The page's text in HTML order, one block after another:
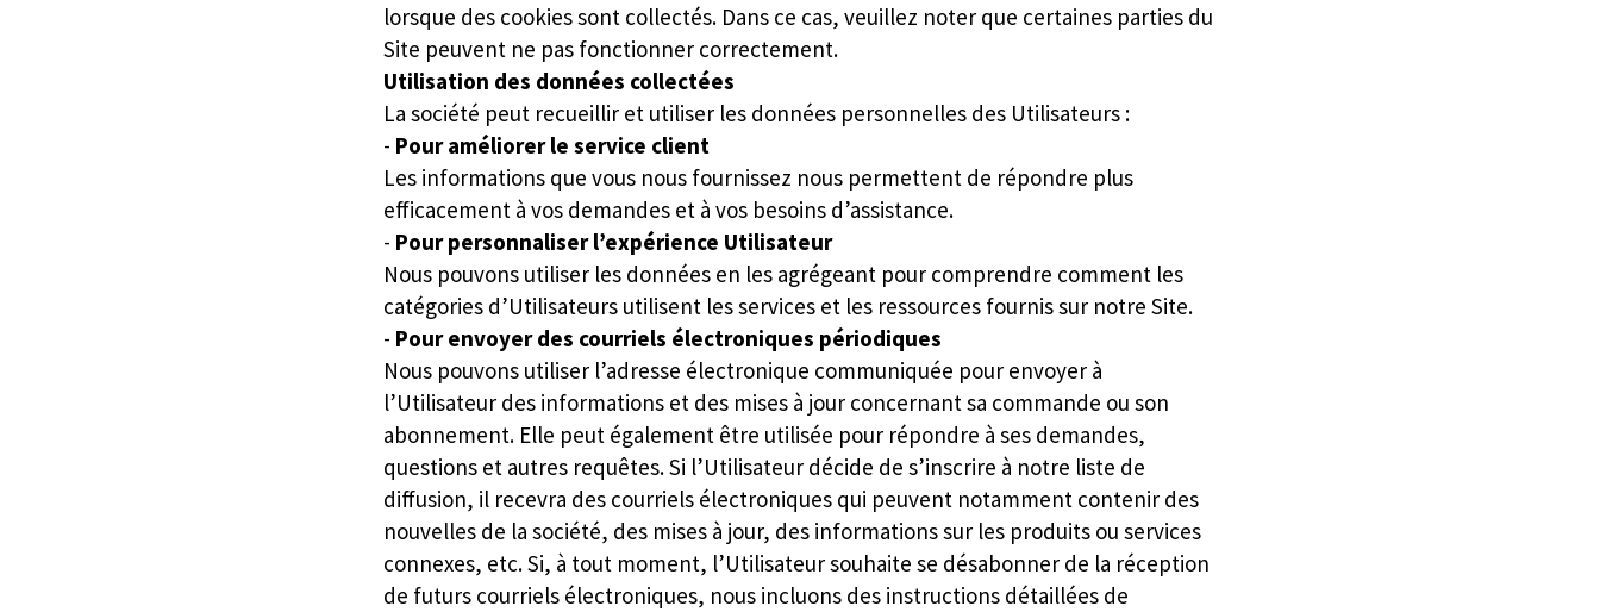
lorsque des cookies sont collectés. Dans ce cas, veuillez noter que certaines parties du
Site peuvent ne pas fonctionner correctement.
Utilisation des données collectées
La société peut recueillir et utiliser les données personnelles des Utilisateurs :
- Pour améliorer le service client
Les informations que vous nous fournissez nous permettent de répondre plus
efficacement à vos demandes et à vos besoins d’assistance.
- Pour personnaliser l’expérience Utilisateur
Nous pouvons utiliser les données en les agrégeant pour comprendre comment les
catégories d’Utilisateurs utilisent les services et les ressources fournis sur notre Site.
- Pour envoyer des courriels électroniques périodiques
Nous pouvons utiliser l’adresse électronique communiquée pour envoyer à
l’Utilisateur des informations et des mises à jour concernant sa commande ou son
abonnement. Elle peut également être utilisée pour répondre à ses demandes,
questions et autres requêtes. Si l’Utilisateur décide de s’inscrire à notre liste de
diffusion, il recevra des courriels électroniques qui peuvent notamment contenir des
nouvelles de la société, des mises à jour, des informations sur les produits ou services
connexes, etc. Si, à tout moment, l’Utilisateur souhaite se désabonner de la réception
de futurs courriels électroniques, nous incluons des instructions détaillées de